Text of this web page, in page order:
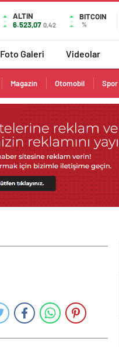
ALTIN
6.523,07 0,42
BITCOIN
%
Foto Galeri Videolar
Magazin Otomobil Spor